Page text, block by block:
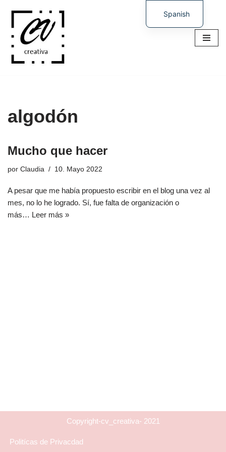
Saltar
al
contenido
algodón
Mucho que hacer
por Claudia 10. Mayo 2022
A pesar que me había propuesto escribir en el blog una vez al
mes, no lo he logrado. Sí, fue falta de organización o
más… Leer más »
Copyright-cv_creativa- 2021
Politícas de Privacdad
Spanish
German